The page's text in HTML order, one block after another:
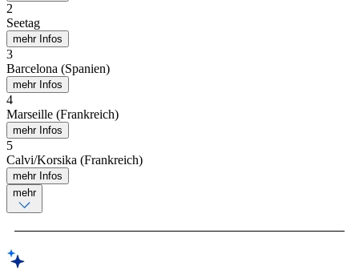
2
Seetag
mehr Infos
3
Barcelona (Spanien)
mehr Infos
4
Marseille (Frankreich)
mehr Infos
5
Calvi/Korsika (Frankreich)
mehr Infos
mehr